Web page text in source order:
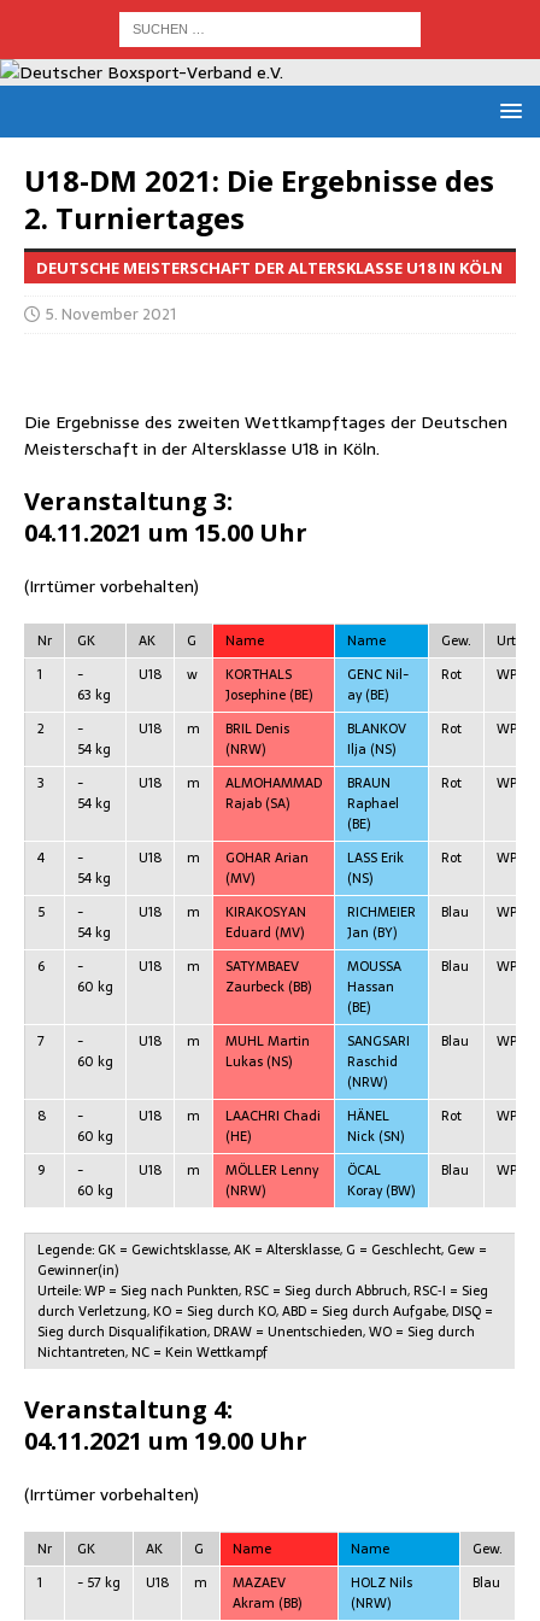
U18-DM 2021: Die Ergeb­nis­se des
2. Turniertages
DEUTSCHE MEISTERSCHAFT DER ALTERSKLASSE U18 IN KÖLN
5. November 2021
Die Ergeb­nis­se des zwei­ten Wett­kampf­ta­ges der Deut­schen
Meis­ter­schaft in der Alters­klas­se U18 in Köln.
Ver­an­stal­tung 3:
04.11.2021 um 15.00 Uhr
(Irr­tü­mer vorbehalten)
Nr GK AK G Name Name Gew.
Urteil
1
-
63 kg
U18 w
KORTHALS
Jose­phi­ne (BE)
GENC Nil­
ay(BE)
Rot WP
2
-
54 kg
U18 m
BRIL Denis
(NRW)
BLANKOV
Ilja (NS)
Rot WP
3
-
54 kg
U18 m
ALMOHAMMAD
Rajab (SA)
BRAUN
Rapha­el
(BE)
Rot WP
4
-
54 kg
U18 m
GOHAR Ari­an
(MV)
LASS Erik
(NS)
Rot WP
5
-
54 kg
U18 m
KIRAKOSYAN
Edu­ard (MV)
RICHMEIER
Jan (BY)
Blau WP
6
-
60 kg
U18 m
SATYMBAEV
Zaur­beck (BB)
MOUSSA
Hassan
(BE)
Blau WP
7
-
60 kg
U18 m
MUHL Mar­tin
Lukas (NS)
SANGSARI
Rasch­id
(NRW)
Blau WP
8
-
60 kg
U18 m
LAACHRI Cha­di
(HE)
HÄNEL
Nick (SN)
Rot WP
9
-
60 kg
U18 m
MÖLLER Len­ny
(NRW)
ÖCAL
Koray(BW)
Blau WP
Legen­de: GK = Gewichts­klas­se, AK = Alters­klas­se, G = Geschlecht, Gew =
Gewinner(in)
Urtei­le: WP = Sieg nach Punk­ten, RSC = Sieg durch Abbruch, RSC‑I = Sieg
durch Ver­let­zung, KO = Sieg durch KO, ABD = Sieg durch Auf­ga­be, DISQ =
Sieg durch Dis­qua­li­fi­ka­ti­on, DRAW = Unent­schie­den, WO = Sieg durch
Nicht­an­tre­ten, NC = Kein Wettkampf
Ver­an­stal­tung 4:
04.11.2021 um 19.00 Uhr
(Irr­tü­mer vorbehalten)
Nr GK AK G Name Name Gew.
1
- 57 kg U18 m
MAZAEV
Akram (BB)
HOLZ Nils
(NRW)
Blau